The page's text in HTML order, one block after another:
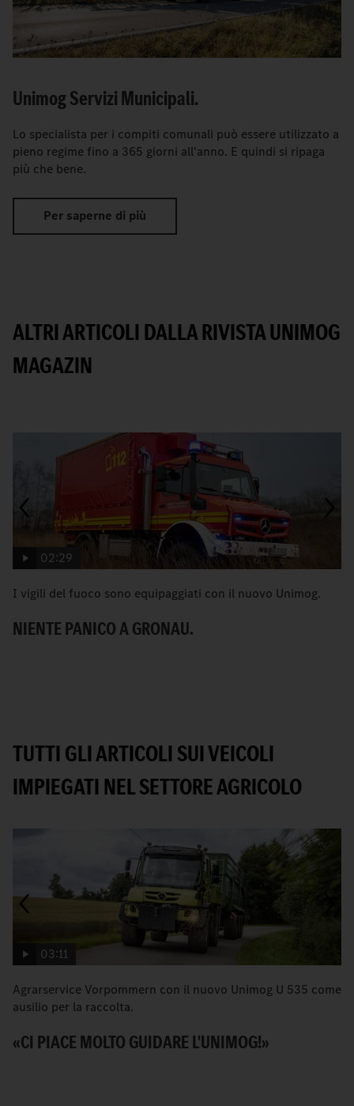
Unimog Servizi Municipali.
Lo specialista per i compiti comunali può essere utilizzato a
pieno regime fino a 365 giorni all'anno. E quindi si ripaga
più che bene.
Per saperne di più
ALTRI ARTICOLI DALLA RIVISTA UNIMOG
MAGAZIN
02:29
I vigili del fuoco sono equipaggiati con il nuovo Unimog.
NIENTE PANICO A GRONAU.
TUTTI GLI ARTICOLI SUI VEICOLI
IMPIEGATI NEL SETTORE AGRICOLO
03:11
Agrarservice Vorpommern con il nuovo Unimog U 535 come
ausilio per la raccolta.
«CI PIACE MOLTO GUIDARE L'UNIMOG!»